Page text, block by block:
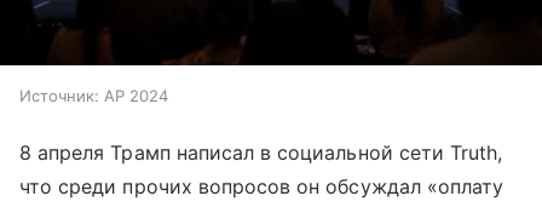
Источник: AP 2024
8 апреля Трамп написал в социальной сети Truth,
что среди прочих вопросов он обсуждал «оплату